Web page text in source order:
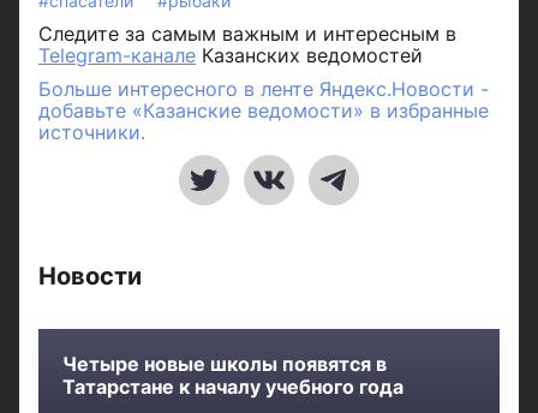
Следите за самым важным и интересным в
Telegram-канале Казанских ведомостей
Больше интересного в ленте Яндекс.Новости -
добавьте «Казанские ведомости» в избранные
источники.
Новости
Четыре новые школы появятся в
Татарстане к началу учебного года